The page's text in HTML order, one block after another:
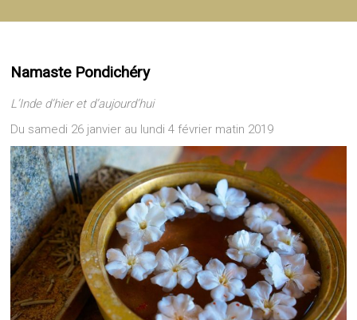
Namaste Pondichéry
L’Inde d’hier et d’aujourd’hui
Du samedi 26 janvier au lundi 4 février matin 2019